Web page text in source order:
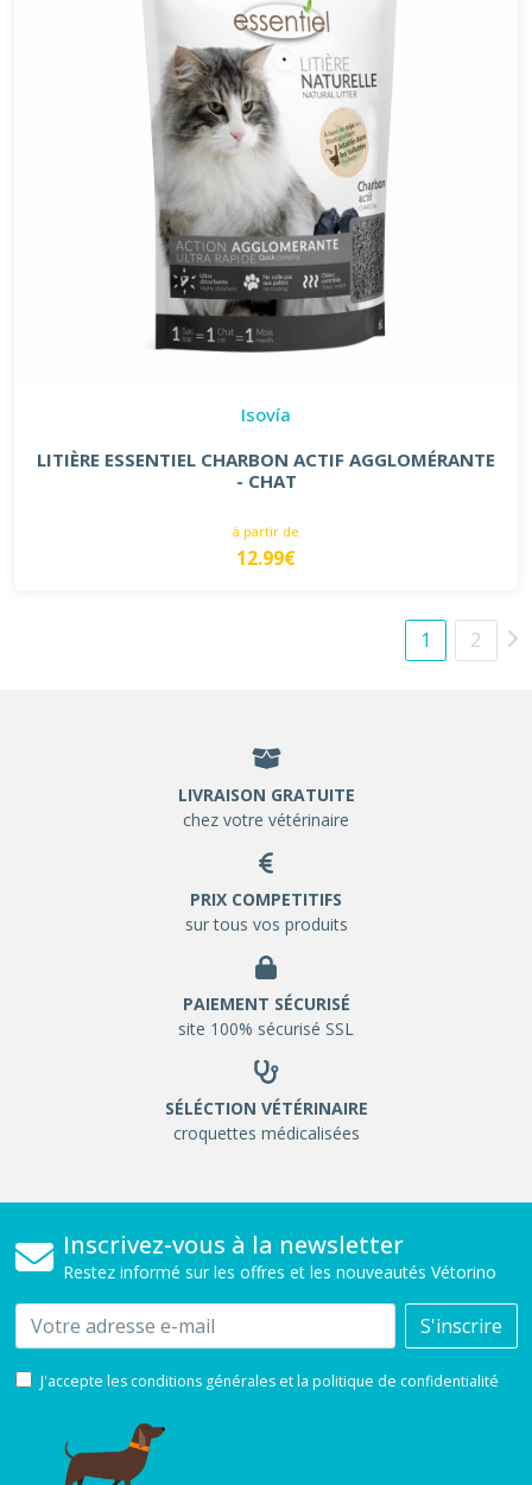
Isovía
LITIÈRE ESSENTIEL CHARBON ACTIF AGGLOMÉRANTE
- CHAT
à partir de
12.99€
1 2
LIVRAISON GRATUITE
chez votre vétérinaire
PRIX COMPETITIFS
sur tous vos produits
PAIEMENT SÉCURISÉ
site 100% sécurisé SSL
SÉLÉCTION VÉTÉRINAIRE
croquettes médicalisées
Inscrivez-vous à la newsletter
Restez informé sur les offres et les nouveautés Vétorino
Email S'inscrire
J'accepte les conditions générales et la politique de confidentialité